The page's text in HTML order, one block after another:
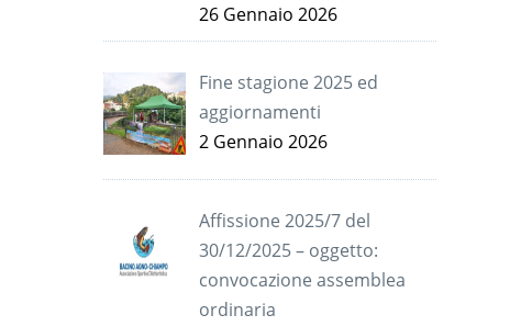
26 Gennaio 2026
Fine stagione 2025 ed
aggiornamenti
2 Gennaio 2026
Affissione 2025/7 del
30/12/2025 – oggetto:
convocazione assemblea
ordinaria